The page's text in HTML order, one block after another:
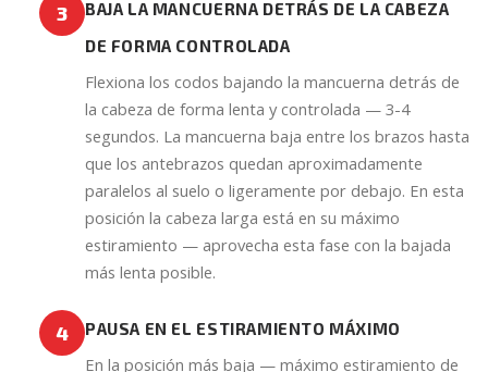
3
BAJA LA MANCUERNA DETRÁS DE LA CABEZA
DE FORMA CONTROLADA
Flexiona los codos bajando la mancuerna detrás de
la cabeza de forma lenta y controlada — 3-4
segundos. La mancuerna baja entre los brazos hasta
que los antebrazos quedan aproximadamente
paralelos al suelo o ligeramente por debajo. En esta
posición la cabeza larga está en su máximo
estiramiento — aprovecha esta fase con la bajada
más lenta posible.
4 PAUSA EN EL ESTIRAMIENTO MÁXIMO
En la posición más baja — máximo estiramiento de